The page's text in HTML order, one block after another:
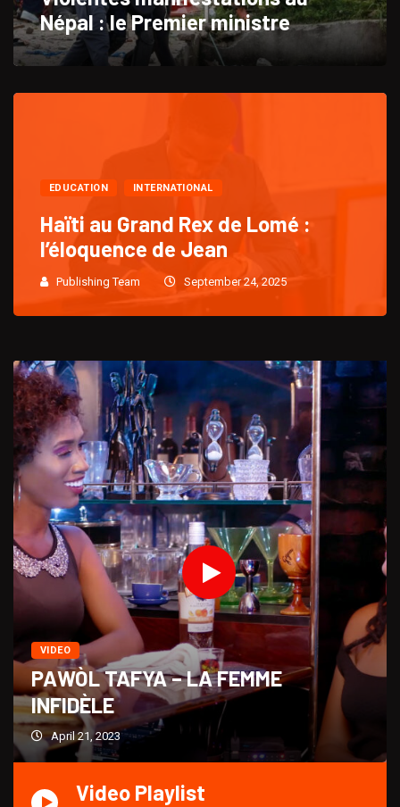
Népal : le Premier ministre
EDUCATION INTERNATIONAL
Haïti au Grand Rex de Lomé :
l’éloquence de Jean
Publishing Team September 24, 2025
VIDEO
PAWÒL TAFYA – LA FEMME
INFIDÈLE
April 21, 2023
Video Playlist